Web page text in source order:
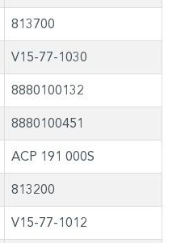
813700
V15-77-1030
8880100132
8880100451
ACP 191 000S
813200
V15-77-1012